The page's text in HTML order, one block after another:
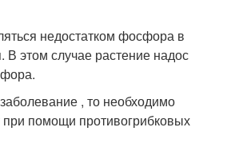
недостатком фосфора в
В этом случае растение надос
, то необходимо
при помощи противогрибковых